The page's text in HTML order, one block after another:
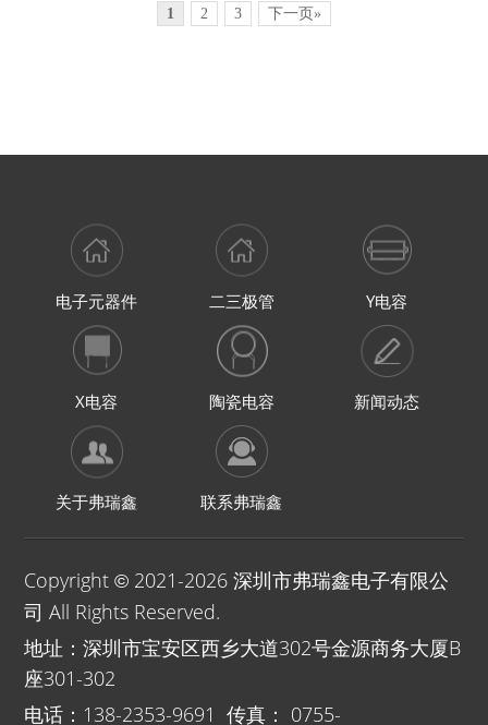
认证齐全
1 2 3 下一页»
电子元器件 二三极管 Y电容
X电容 陶瓷电容 新闻动态
关于弗瑞鑫 联系弗瑞鑫
Copyright© 2021-2026 深圳市弗瑞鑫电子有限公
司 All Rights Reserved.
地址：深圳市宝安区西乡大道302号金源商务大厦B
座301-302
电话：138-2353-9691 传真： 0755-